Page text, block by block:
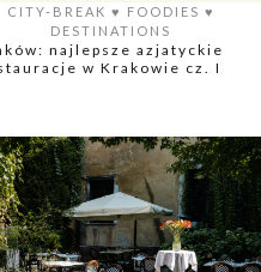
CITY-BREAK ♥️ FOODIES ♥️
DESTINATIONS
najlepsze azjatyckie
w Krakowie cz. I